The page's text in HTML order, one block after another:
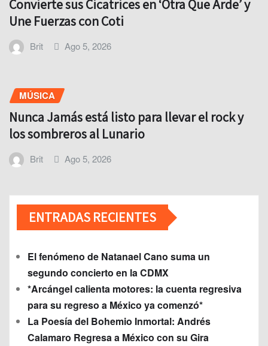
Convierte sus Cicatrices en ‘Otra Que Arde’ y
Une Fuerzas con Coti
Brit Ago 5, 2026
MÚSICA
Nunca Jamás está listo para llevar el rock y
los sombreros al Lunario
Brit Ago 5, 2026
ENTRADAS RECIENTES
El fenómeno de Natanael Cano suma un
segundo concierto en la CDMX
*Arcángel calienta motores: la cuenta regresiva
para su regreso a México ya comenzó*
La Poesía del Bohemio Inmortal: Andrés
Calamaro Regresa a México con su Gira